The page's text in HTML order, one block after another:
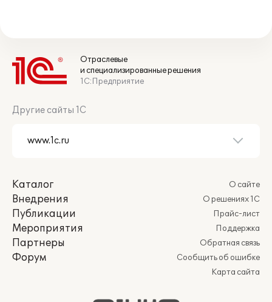
Отраслевые
и специализированные решения
1С:Предприятие
Другие сайты 1С
Каталог
Внедрения
Публикации
Мероприятия
Партнеры
Форум
О сайте
О решениях 1С
Прайс-лист
Поддержка
Обратная связь
Сообщить об ошибке
Карта сайта